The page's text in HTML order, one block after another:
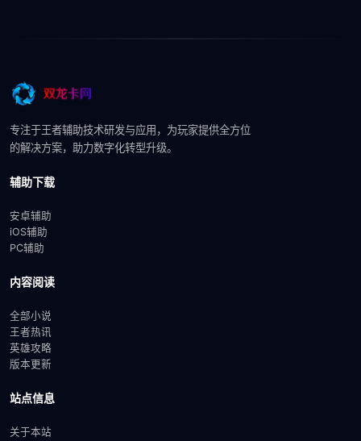
专注于王者辅助技术研发与应用，为玩家提供全方位
的解决方案，助力数字化转型升级。
辅助下载
安卓辅助
iOS辅助
PC辅助
内容阅读
全部小说
王者热讯
英雄攻略
版本更新
站点信息
关于本站